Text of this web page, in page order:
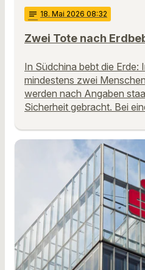
notes 18. Mai 2026 08:32
Zwei Tote nach
In Südchina bebt die Erde:
mindestens zwei
werden nach Angaben
Sicherheit gebracht. Bei